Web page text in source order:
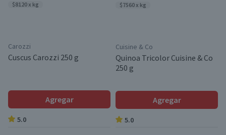
$8120 x kg
Carozzi
Cuscus Carozzi 250 g
Agregar
5.0
$7560 x kg
Cuisine & Co
Quinoa Tricolor Cuisine & Co
250 g
Agregar
5.0